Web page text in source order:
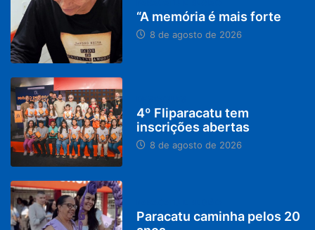
“A memória é mais forte
8 de agosto de 2026
4º Fliparacatu tem
inscrições abertas
8 de agosto de 2026
Paracatu caminha pelos 20